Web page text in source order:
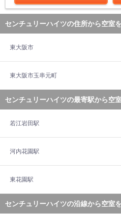
センチュリーハイツの住所から空室
東大阪市
東大阪市玉串元町
センチュリーハイツの最寄駅から空
若江岩田駅
河内花園駅
東花園駅
センチュリーハイツの沿線から空室